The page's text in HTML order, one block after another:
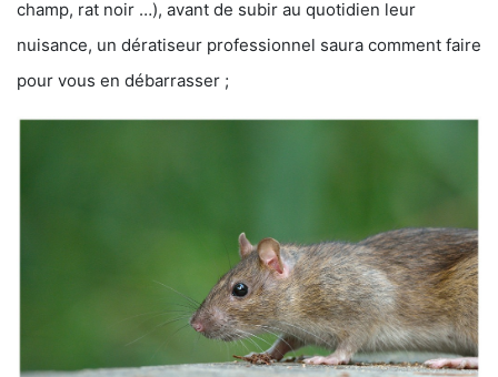
champ, rat noir …), avant de subir au quotidien leur
nuisance, un dératiseur professionnel saura comment faire
pour vous en débarrasser ;